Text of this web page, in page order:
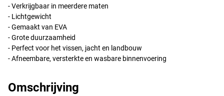
- Verkrijgbaar in meerdere maten
- Lichtgewicht
- Gemaakt van EVA
- Grote duurzaamheid
- Perfect voor het vissen, jacht en landbouw
- Afneembare, versterkte en wasbare binnenvoering
Omschrijving